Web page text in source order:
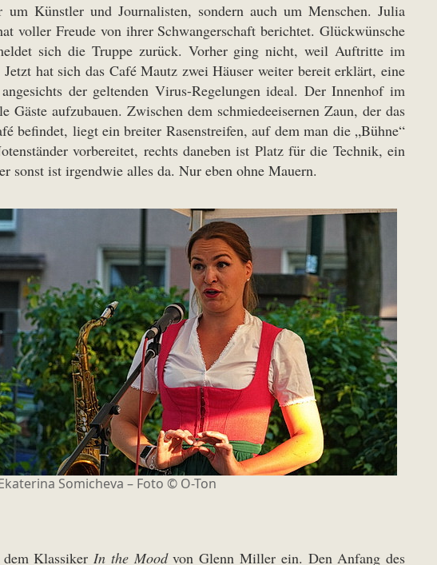
Künstler und Journalisten, sondern auch um Menschen. Julia
voller Freude von ihrer Schwangerschaft berichtet. Glückwünsche
sich die Truppe zurück. Vorher ging nicht, weil Auftritte im
hat sich das Café Mautz zwei Häuser weiter bereit erklärt, eine
der geltenden Virus-Regelungen ideal. Der Innenhof im
aufzubauen. Zwischen dem schmiedeeisernen Zaun, der das
befindet, liegt ein breiter Rasenstreifen, auf dem man die „Bühne“
vorbereitet, rechts daneben ist Platz für die Technik, ein
sonst ist irgendwie alles da. Nur eben ohne Mauern.
Somicheva – Foto © O-Ton
dem KlassikerIn the Moodvon Glenn Miller ein. Den Anfang des